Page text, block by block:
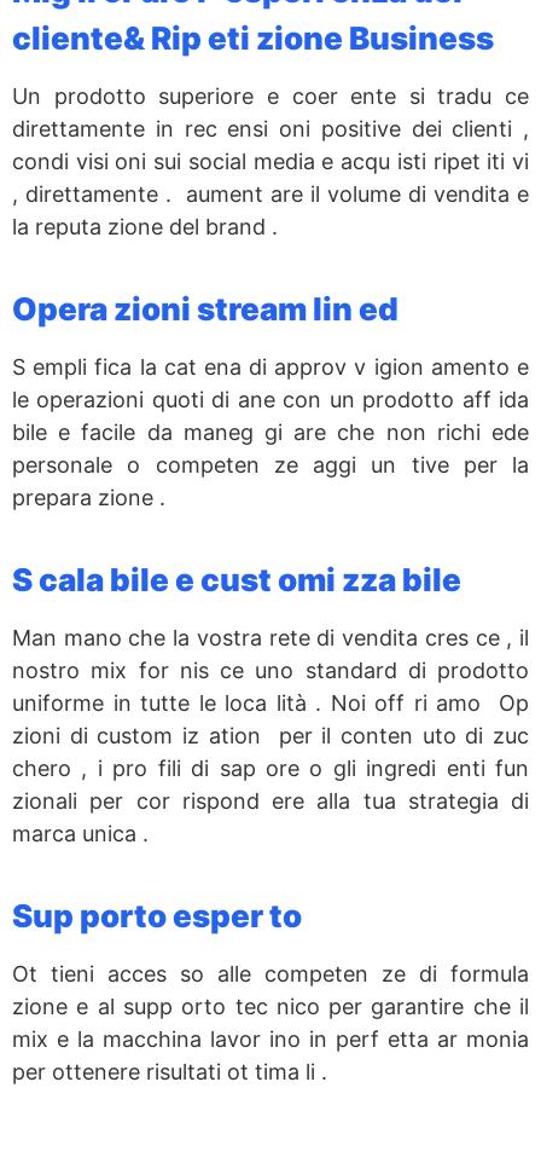
cliente& Rip eti zione Business
Un prodotto superiore e coer ente si tradu ce
direttamente in rec ensi oni positive dei clienti ,
condi visi oni sui social media e acqu isti ripet iti vi
, direttamente . aument are il volume di vendita e
la reputa zione del brand .
Opera zioni stream lin ed
S empli fica la cat ena di approv v igion amento e
le operazioni quoti di ane con un prodotto aff ida
bile e facile da maneg gi are che non richi ede
personale o competen ze aggi un tive per la
prepara zione .
S cala bile e cust omi zza bile
Man mano che la vostra rete di vendita cres ce , il
nostro mix for nis ce uno standard di prodotto
uniforme in tutte le loca lità . Noi off ri amo Op
zioni di custom iz ation per il conten uto di zuc
chero , i pro fili di sap ore o gli ingredi enti fun
zionali per cor rispond ere alla tua strategia di
marca unica .
Sup porto esper to
Ot tieni acces so alle competen ze di formula
zione e al supp orto tec nico per garantire che il
mix e la macchina lavor ino in perf etta ar monia
per ottenere risultati ot tima li .